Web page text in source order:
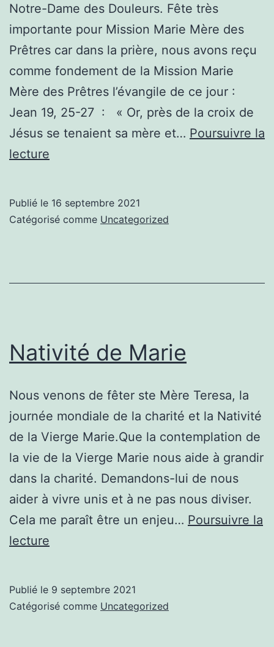
Notre-Dame des Douleurs. Fête très
importante pour Mission Marie Mère des
Prêtres car dans la prière, nous avons reçu
comme fondement de la Mission Marie
Mère des Prêtres l’évangile de ce jour :
Jean 19, 25-27 : « Or, près de la croix de
Jésus se tenaient sa mère et… Poursuivre la
lecture
Douleurs
Publié le 16 septembre 2021
Catégorisé comme Uncategorized
Nativité de Marie
Nous venons de fêter ste Mère Teresa, la
journée mondiale de la charité et la Nativité
de la Vierge Marie.Que la contemplation de
la vie de la Vierge Marie nous aide à grandir
dans la charité. Demandons-lui de nous
aider à vivre unis et à ne pas nous diviser.
Cela me paraît être un enjeu… Poursuivre la
lecture
Publié le 9 septembre 2021
Catégorisé comme Uncategorized